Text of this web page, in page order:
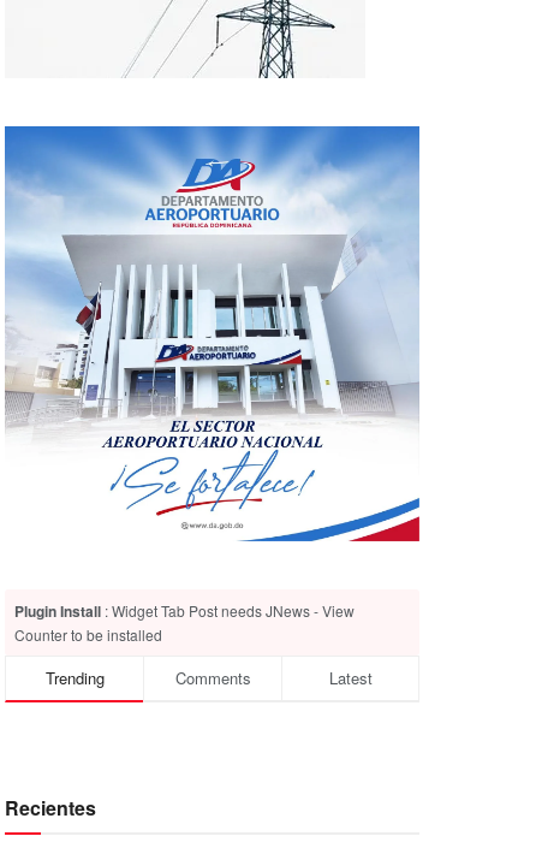
Plugin Install : Widget Tab Post needs JNews - View
Counter to be installed
Trending Comments Latest
Recientes